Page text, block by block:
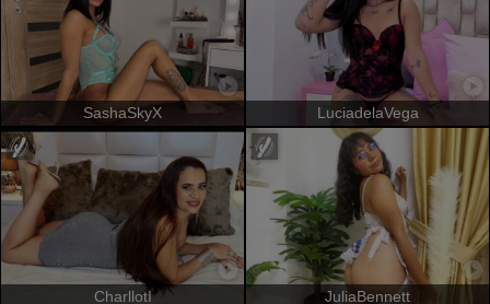
SashaSkyX LuciadelaVega
CharllotI JuliaBennett